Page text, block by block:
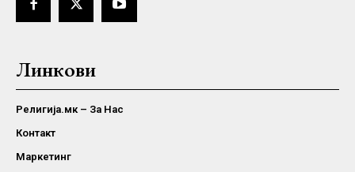
Линкови
Религија.мк – За Нас
Контакт
Маркетинг